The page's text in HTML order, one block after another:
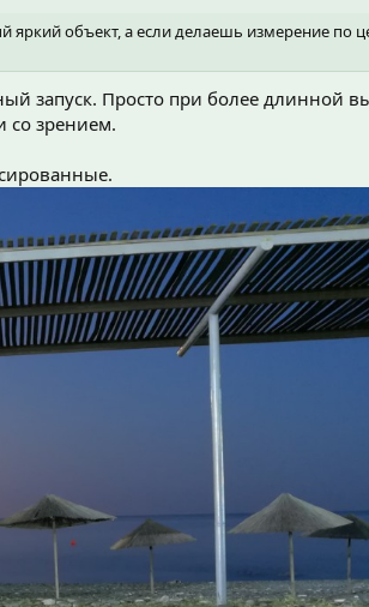
объект, а если делаешь измерение по
запуск. Просто при более длинной
со зрением.